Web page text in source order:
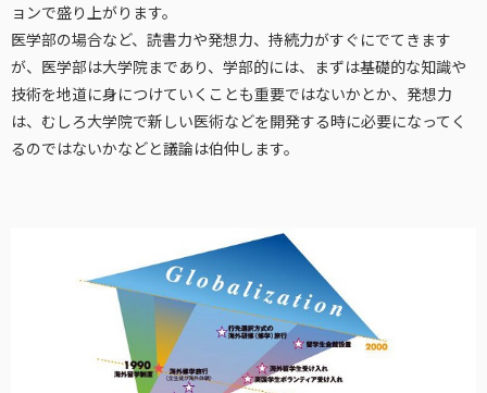
ョンで盛り上がります。
医学部の場合など、読書力や発想力、持続力がすぐにでてきます
が、医学部は大学院まであり、学部的には、まずは基礎的な知識や
技術を地道に身につけていくことも重要ではないかとか、発想力
は、むしろ大学院で新しい医術などを開発する時に必要になってく
るのではないかなどと議論は伯仲します。